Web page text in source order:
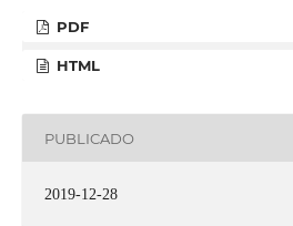
PDF
HTML
PUBLICADO
2019-12-28